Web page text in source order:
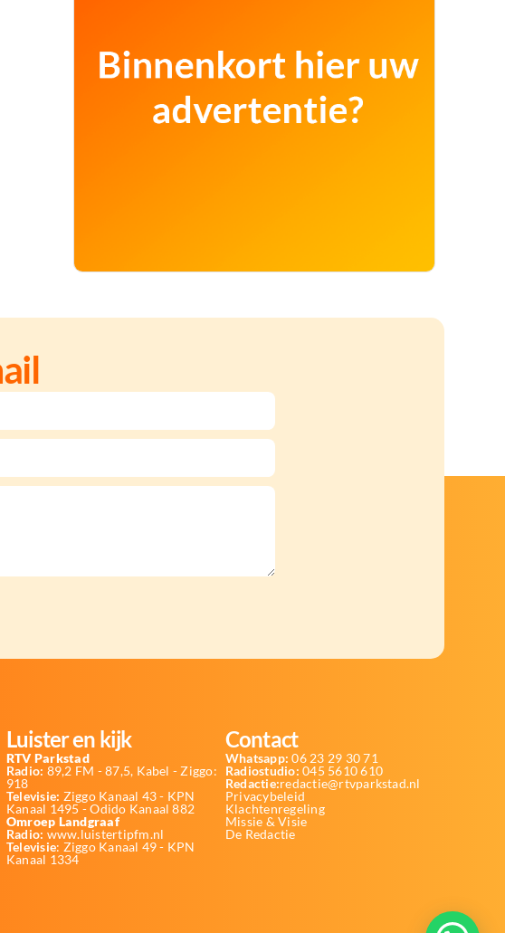
Luister en kijk
RTV Parkstad
Radio: 89,2 FM - 87,5, Kabel - Ziggo:
918
Televisie: Ziggo Kanaal 43 - KPN
Kanaal 1495 - Odido Kanaal 882
Omroep Landgraaf
Radio: www.luistertipfm.nl
Televisie: Ziggo Kanaal 49 - KPN
Kanaal 1334
Contact
Whatsapp: 06 23 29 30 71
Radiostudio: 045 5610 610
Redactie:redactie@rtvparkstad.nl
Privacybeleid
Klachtenregeling
Missie & Visie
De Redactie